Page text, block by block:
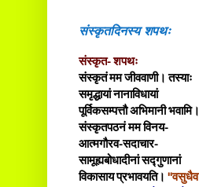
संस्कृतदिनस्य शपथः
संस्कृत- शपथः
संस्कृतं मम जीववाणी। तस्याः
समृद्धायां नानाविधायां
पूर्विकसम्पत्तौ अभिमानी भवामि।
संस्कृतपठनं मम विनय-
आत्मगौरव-सदाचार-
सामूह्यबोधादीनां सद्गुणानां
विकासाय प्रभावयति। "वसुधैव